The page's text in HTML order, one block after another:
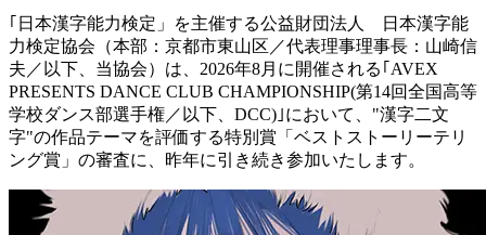
｢日本漢字能力検定」を主催する公益財団法人 日本漢字能
力検定協会（本部：京都市東山区／代表理事理事長：山崎信
夫／以下、当協会）は、 2026年8月に開催される｢ AVEX
PRESENTS DANCE CLUB CHAMPIONSHIP(第14回全国高等
学校ダンス部選手権／以下、 DCC) ｣において、"漢字二文
字"の作品テーマを評価する特別賞「ベストストーリーテリ
ング賞」の審査に、昨年に引き続き参加いたします。